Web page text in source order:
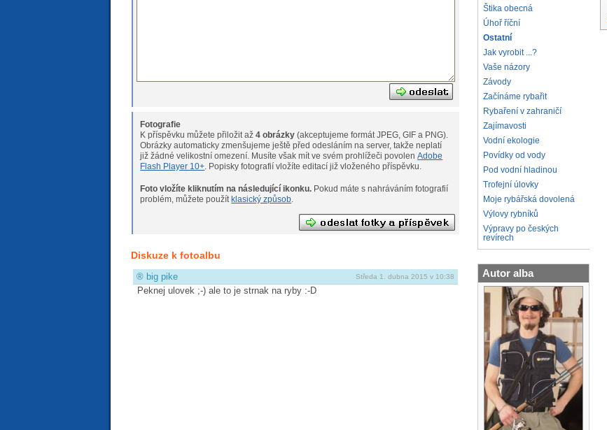
Fotografie
K příspěvku můžete přiložit až4 obrázky (akceptujeme formát JPEG, GIF a PNG).
Obrázky automaticky zmenšujeme ještě před odesláním na server, takže neplatí
již žádné velikostní omezení. Musíte však mít ve svém prohlížeči povolenAdobe
Flash Player 10+ . Popisky fotografií vložíte editací již vloženého příspěvku.
Foto vložíte kliknutím na následující ikonku.
problém, můžete použít klasický způsob.
Diskuze k fotoalbu
Středa 1. dubna 2015 v 10:38
® big pike
Peknej ulovek ;-) ale to je strnak na ryby :-D
Štika obecná
Úhoř říční
Ostatní
Jak vyrobit ...?
Vaše názory
Závody
Začínáme rybařit
Rybaření v zahraničí
Zajímavosti
Vodní ekologie
Povídky od vody
Pod vodní hladinou
Trofejní úlovky
Moje rybářská dovolená
Výlovy rybníků
Výpravy po českých
revírech
Autor alba